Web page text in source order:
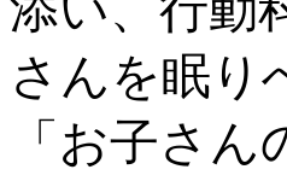
さんを眠り
「お子さ